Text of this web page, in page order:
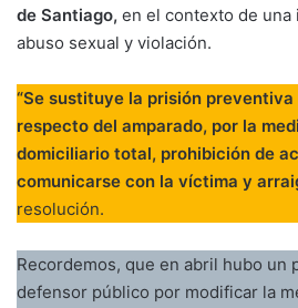
de Santiago, en el contexto de
abuso sexual y violación.
“Se sustituye la prisión
respecto del amparado, por la
domiciliario total, prohibición de
comunicarse con la víctima y
resolución.
Recordemos, que en abril hubo un
defensor público por modificar la